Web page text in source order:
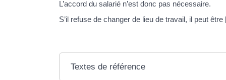
L’accord du salarié n’est donc pas nécessaire.
S’il refuse de changer de lieu de travail, il peut être
Textes de référence